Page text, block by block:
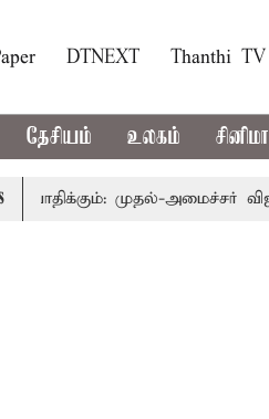
DTNEXT Thanthi TV
தேசியம் உலகம் சினிமா
முதல்-அமைச்சர் விஜய்